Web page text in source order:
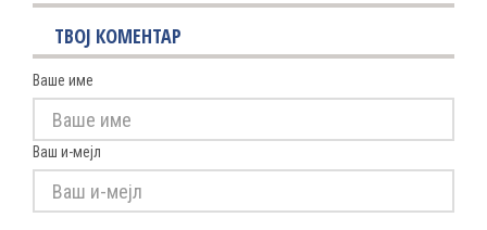
ТВОЈ КОМЕНТАР
Ваше име
Ваш и-мејл